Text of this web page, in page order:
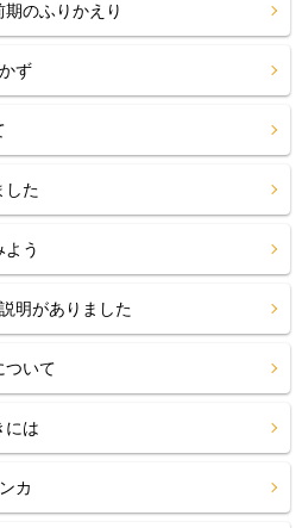
のふりかえり
ず
した
う
明がありました
ついて
には
カ